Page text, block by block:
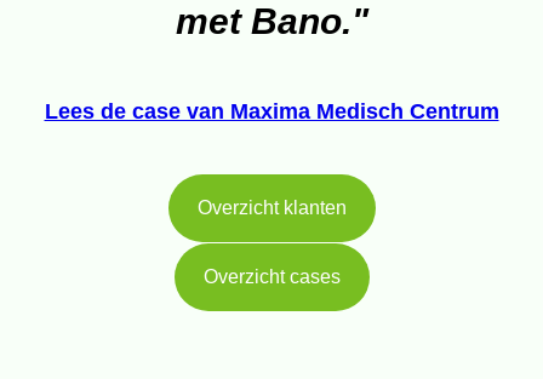
met Bano."
Lees de case van Maxima Medisch Centrum
Overzicht klanten
Overzicht cases